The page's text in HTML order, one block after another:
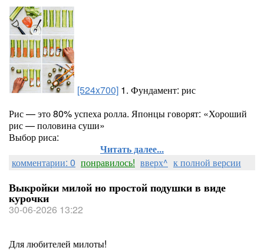
[524x700] 1. Фундамент: рис
Рис — это 80% успеха ролла. Японцы говорят: «Хороший
рис — половина суши»
Выбор риса:
Читать далее...
комментарии: 0 понравилось! вверх^ к полной версии
Выкройки милой но простой подушки в виде
курочки
30-06-2026 13:22
Для любителей милоты!